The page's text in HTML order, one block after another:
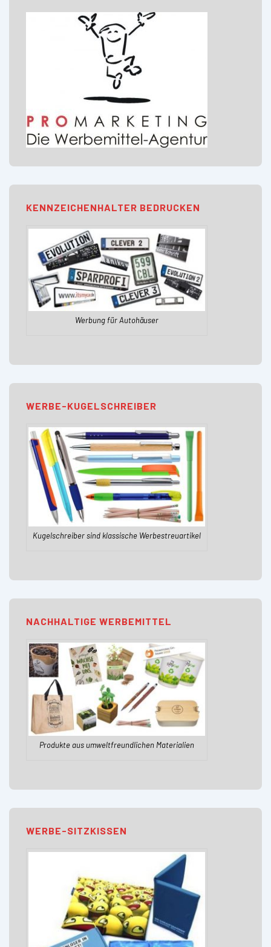
KENNZEICHENHALTER BEDRUCKEN
Werbung für Autohäuser
WERBE-KUGELSCHREIBER
Kugelschreiber sind klassische Werbestreuartikel
NACHHALTIGE WERBEMITTEL
Produkte aus umweltfreundlichen Materialien
WERBE-SITZKISSEN